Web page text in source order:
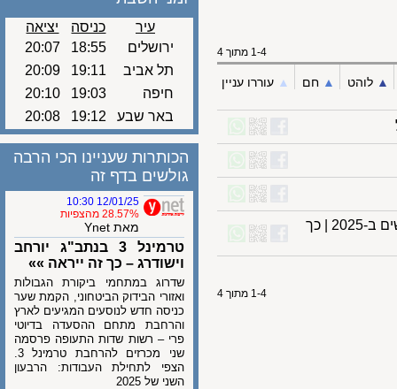
לוהט ▲︎ חם ▲︎ עוררו עניין
מדיזנגוף 99 ועד לים המלח: ישרוטל תפתח 5 מלונות חדשים ב-2025 | כך
עיר כניסה
יציאה
ירושלים
18:55
20:07
תל אביב
19:11
20:09
חיפה
19:03
20:10
באר שבע
19:12
20:08
הכותרות שעניינו הכי הרבה
גולשים בדף זה
12/01/25 10:30
28.57% מהצפיות
מאת Ynet
טרמינל 3 בנתב"ג יורחב
וישודרג – כך זה ייראה »»
שדרוג במתחמי ביקורת הגבולות
ואזורי הבידוק הביטחוני, הקמת שער
כניסה חדש לנוסעים המגיעים לארץ
והרחבת מתחם ההסעדה בדיוטי
פרי – רשות שדות התעופה פרסמה
שני מכרזים להרחבת טרמינל 3.
הצפי לתחילת העבודות: הרבעון
השני של 2025